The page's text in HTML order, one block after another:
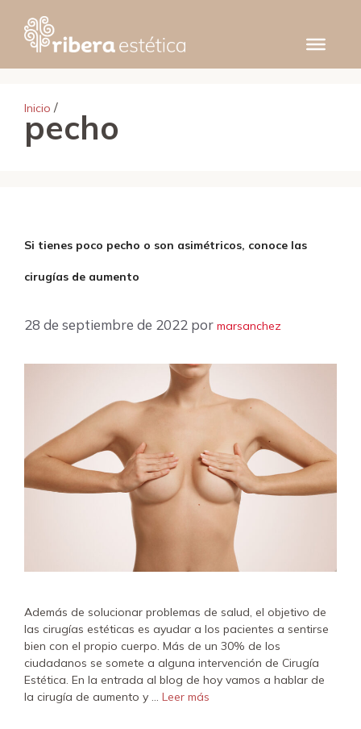
contenido
Inicio /
pecho
Si tienes poco pecho o son asimétricos, conoce las
cirugías de aumento
28 de septiembre de 2022 por marsanchez
Además de solucionar problemas de salud, el objetivo de
las cirugías estéticas es ayudar a los pacientes a sentirse
bien con el propio cuerpo. Más de un 30% de los
ciudadanos se somete a alguna intervención de Cirugía
Estética. En la entrada al blog de hoy vamos a hablar de
la cirugía de aumento y … Leer más